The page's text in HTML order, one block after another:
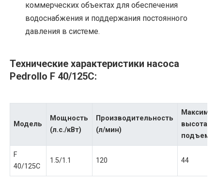
коммерческих объектах для обеспечения
водоснабжения и поддержания постоянного
давления в системе.
Технические характеристики насоса
Pedrollo F 40/125C:
Модель
Мощность
(л.с./кВт)
Производительность
(л/мин)
высота
подъема
F
40/125C
1.5/1.1 120 44